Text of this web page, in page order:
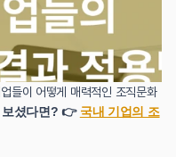
업들이 어떻게 매력적인 조직문화
보셨다면? 👉 국내 기업의 조